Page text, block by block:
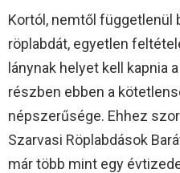
Kortól, nemtől függetlenül
röplabdát, egyetlen
lánynak helyet kell kapnia
részben ebben a
népszerűsége. Ehhez
Szarvasi Röplabdások
már több mint egy